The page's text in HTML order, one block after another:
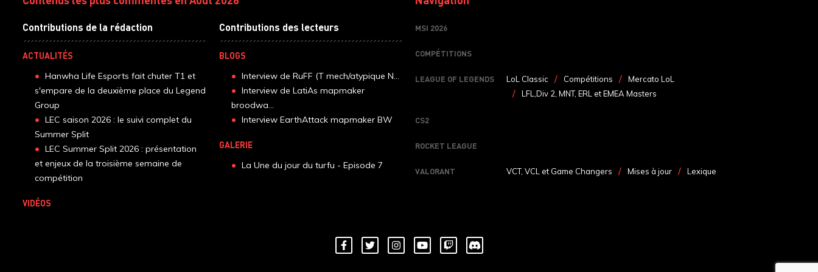
Contributions de la rédaction
ACTUALITÉS
Hanwha Life Esports fait chuter T1 et
s'empare de la deuxième place du Legend
Group
LEC saison 2026 : le suivi complet du
Summer Split
LEC Summer Split 2026 : présentation
et enjeux de la troisième semaine de
compétition
VIDÉOS
Contributions des lecteurs
BLOGS
Interview de RuFF (T mech/atypique N...
Interview de LatiAs mapmaker
broodwa...
Interview EarthAttack mapmaker BW
GALERIE
La Une du jour du turfu - Episode 7
MSI 2026
COMPÉTITIONS
LEAGUE OF LEGENDS LoL Classic Compétitions
Mercato LoL
LFL,Div 2, MNT, ERL et EMEA Masters
CS2
ROCKET LEAGUE
VALORANT VCT, VCL et Game Changers Mises à jour Lexique